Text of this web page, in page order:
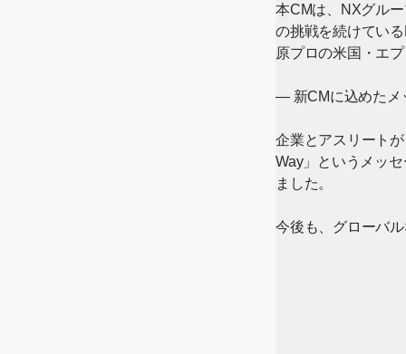
本CMは、NXグル
の挑戦を続けてい
原プロの米国・エ
― 新CMに込めたメ
企業とアスリート
Way」というメッ
ました。
今後も、グローバ